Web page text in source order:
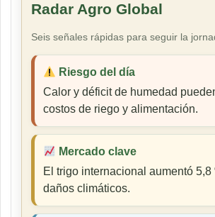
Radar Agro Global
Seis señales rápidas para seguir la
Riesgo del día
Calor y déficit de humedad
costos de riego y alimentación.
Mercado clave
El trigo internacional aumentó
daños climáticos.